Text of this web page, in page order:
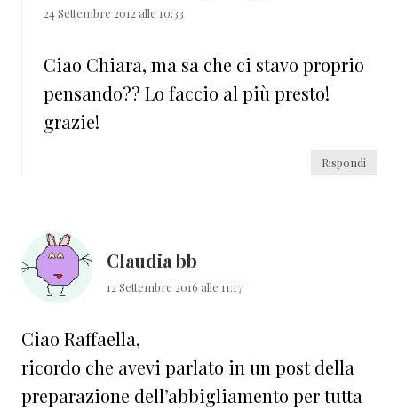
24 Settembre 2012 alle 10:33
Ciao Chiara, ma sa che ci stavo proprio
pensando?? Lo faccio al più presto!
grazie!
Rispondi
Claudia bb
12 Settembre 2016 alle 11:17
Ciao Raffaella,
ricordo che avevi parlato in un post della
preparazione dell’abbigliamento per tutta